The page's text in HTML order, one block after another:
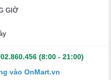
GIỜ
(8:00 - 21:00)
vào OnMart.vn